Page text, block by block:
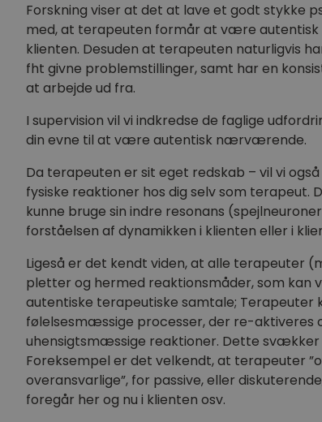
Forskning viser at det at lave et godt stykke
med, at terapeuten formår at være
klienten. Desuden at terapeuten naturligvis
fht givne problemstillinger, samt har en
at arbejde ud fra.
I supervision vil vi indkredse de faglige
din evne til at være autentisk nærværende.
Da terapeuten er sit eget redskab – vil vi
fysiske reaktioner hos dig selv som terapeut.
kunne bruge sin indre resonans
forståelsen af dynamikken i klienten eller i
Ligeså er det kendt viden, at alle terapeuter
pletter og hermed reaktionsmåder, som
autentiske terapeutiske samtale; Terapeuter
følelsesmæssige processer, der re-aktiveres
uhensigtsmæssige reaktioner. Dette svækker
Foreksempel er det velkendt, at terapeuter
overansvarlige”, for passive, eller
foregår her og nu i klienten osv.